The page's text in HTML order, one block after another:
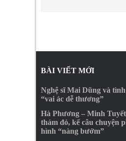
BÀI VIẾT MỚI
Nghệ sĩ Mai Dũng và
“vai ác dễ thương”
Hà Phương – Minh
thảm đỏ, kể câu chuyện
hình “nàng bướm”